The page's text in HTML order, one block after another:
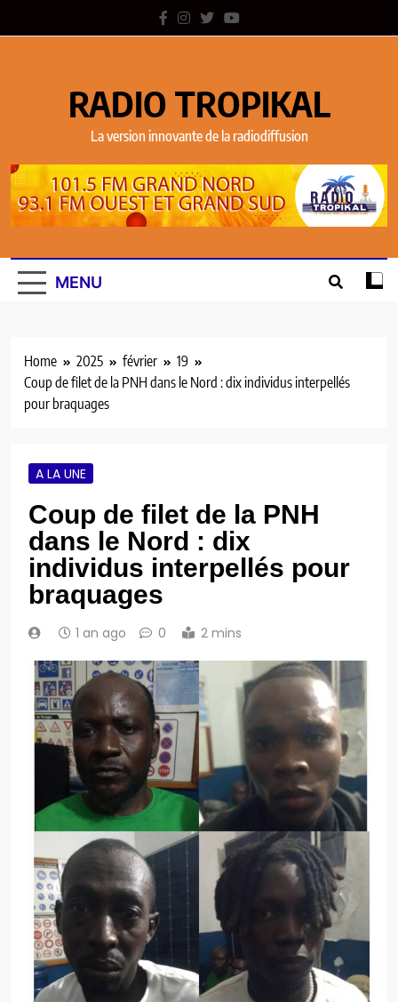
RADIO TROPIKAL
La version innovante de la radiodiffusion
MENU
Home 2025 février
19
Coup de filet de la PNH dans le Nord : dix individus interpellés
pour braquages
A LA UNE
Coup de filet de la PNH
dans le Nord : dix
individus interpellés pour
braquages
1 an ago 0 2 mins